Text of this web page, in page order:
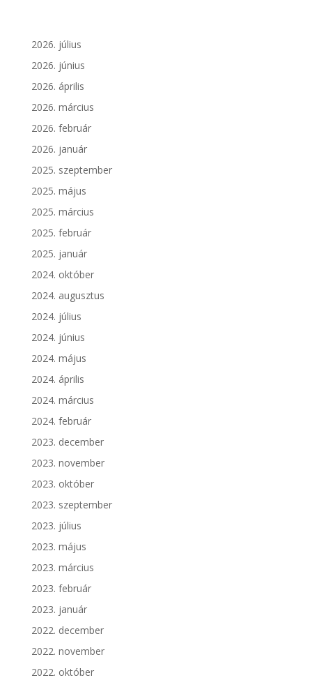
2026. július
2026. június
2026. április
2026. március
2026. február
2026. január
2025. szeptember
2025. május
2025. március
2025. február
2025. január
2024. október
2024. augusztus
2024. július
2024. június
2024. május
2024. április
2024. március
2024. február
2023. december
2023. november
2023. október
2023. szeptember
2023. július
2023. május
2023. március
2023. február
2023. január
2022. december
2022. november
2022. október